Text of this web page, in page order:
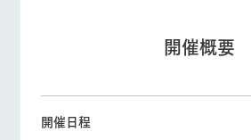
料請求
牧場内を巡る周
牧場マップを見る 周遊バス
開催概要
開催日程